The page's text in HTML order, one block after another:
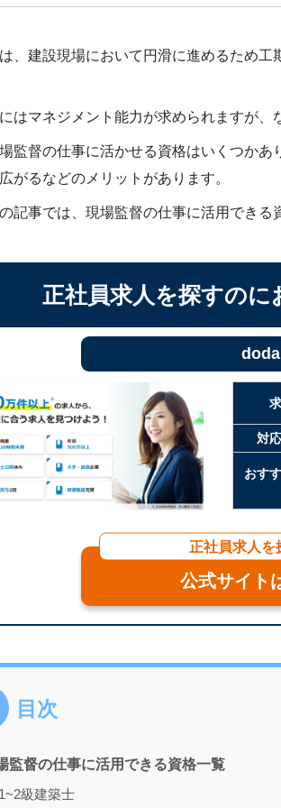
、建設現場において円滑に進めるため
はマネジメント能力が求められますが、
監督の仕事に活かせる資格はいくつか
がるなどのメリットがあります。
記事では、現場監督の仕事に活用できる
正社員求人を探すのに
doda
対
おす
正社員求人を
公式サイト
目次
監督の仕事に活用できる資格一覧
1~2級建築士